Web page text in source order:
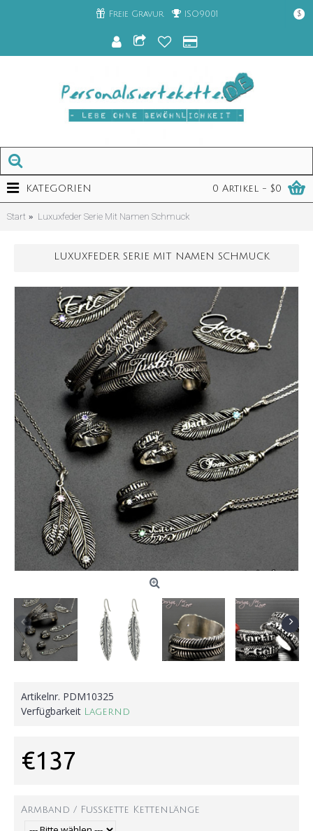
Freie Gravur ISO9001 $
0 Artikel - $0
KATEGORIEN
Start Luxuxfeder Serie Mit Namen Schmuck
LUXUXFEDER SERIE MIT NAMEN SCHMUCK
Artikelnr. PDM10325
Verfügbarkeit Lagernd
€137
Armband / Fußkette Kettenlänge